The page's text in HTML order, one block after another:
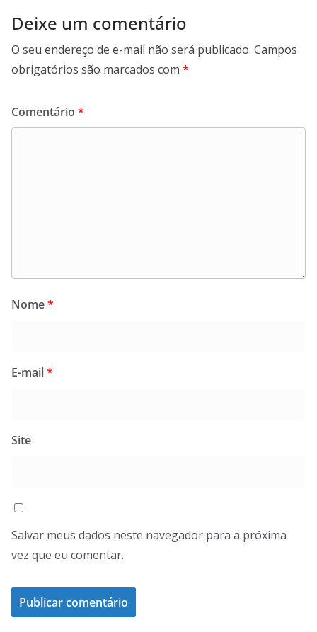
Deixe um comentário
O seu endereço de e-mail não será publicado. Campos
obrigatórios são marcados com *
Comentário *
Nome*
E-mail*
Site
Salvar meus dados neste navegador para a próxima
vez que eu comentar.